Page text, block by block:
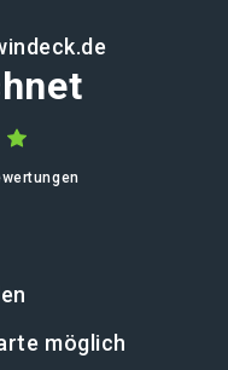
möglich